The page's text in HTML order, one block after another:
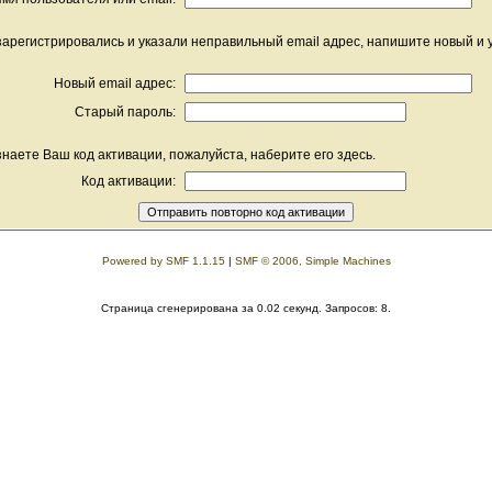
и указали неправильный email адрес, напишите новый и
Новый email адрес:
Старый пароль:
Ваш код активации, пожалуйста, наберите его здесь.
Код активации:
Powered by SMF 1.1.15| SMF © 2006, Simple Machines
Страница сгенерирована за 0.02 секунд. Запросов: 8.